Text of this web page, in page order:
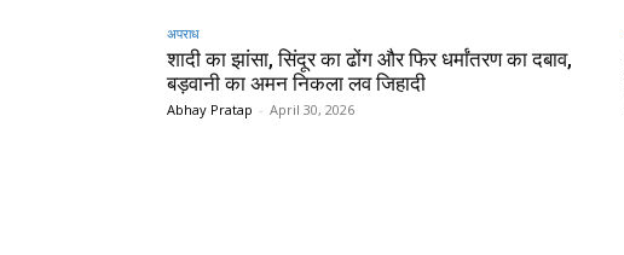
अपराध
शादी का झांसा, सिंदूर का ढोंग और फिर धर्मांतरण का दबाव,
बड़वानी का अमन निकला लव जिहादी
Abhay Pratap - April 30, 2026